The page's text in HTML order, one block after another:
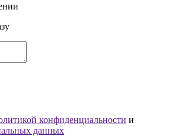
конфиденциальности и
данных